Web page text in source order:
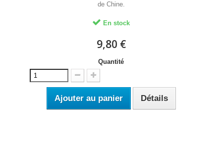
de Chine.
En stock
9,80 €
Quantité
Ajouter au panier Détails